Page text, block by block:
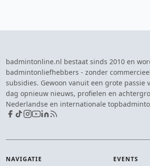
badmintonline.nl bestaat sinds 2010 en
badmintonliefhebbers - zonder
subsidies. Gewoon vanuit een grote passie
dag opnieuw nieuws, profielen en
Nederlandse en internationale
NAVIGATIE EVENTS